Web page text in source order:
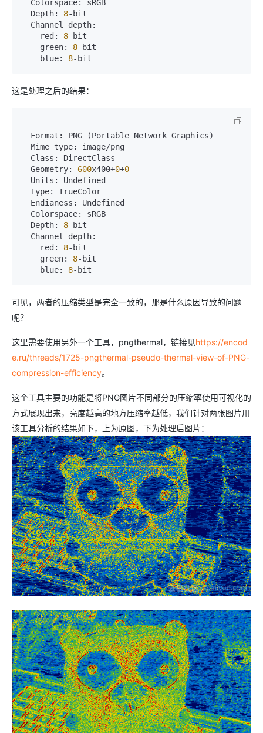
  Depth:
8-bit
    red:
8-bit
    green:
8-bit
    blue:
8-bit
这是处理之后的结果：
  Geometry:
600x400+0+0
  Depth:
8-bit
    red:
8-bit
    green:
8-bit
    blue:
8-bit
可见，两者的压缩类型是完全一致的，那是什么原因导致的问题
呢？
这里需要使用另外一个工具，pngthermal，链接见https://encod
e.ru/threads/1725-pngthermal-pseudo-thermal-view-of-PNG-
compression-efficiency。
这个工具主要的功能是将PNG图片不同部分的压缩率使用可视化的
方式展现出来，亮度越高的地方压缩率越低，我们针对两张图片用
该工具分析的结果如下，上为原图，下为处理后图片：